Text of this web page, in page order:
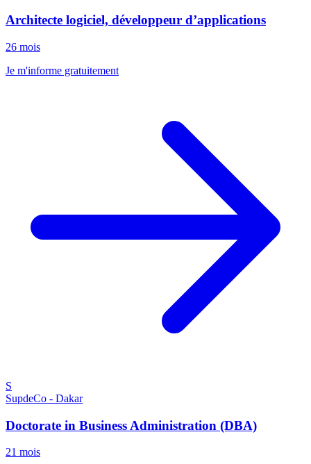
Architecte logiciel, développeur d’applications
26 mois
Je m'informe gratuitement
S
SupdeCo - Dakar
Doctorate in Business Administration (DBA)
21 mois